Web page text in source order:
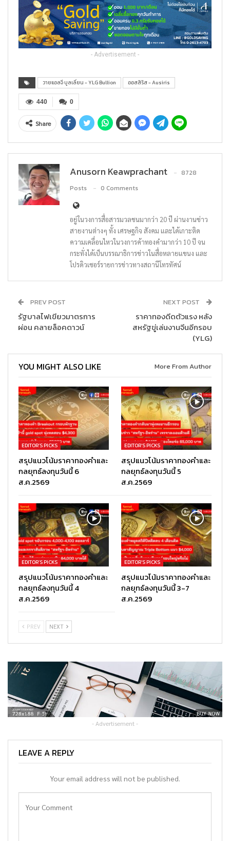
- Advertisement -
วายแอลจี บูลเลี่ยน - YLG Bullion ออสสิริส - Ausiris
0
440
Share
Anusorn Keawprachant
8728
Posts
0 Comments
อยู่ในวงการสื่อสารมวลชนมากว่า 20 ปี ผ่านงานข่าว
สายงานต่างๆ ทั้ง เศรษฐกิจ สังคม และได้เกาะติด
ความเคลื่อนไหวในวงการค้าทองคำมากว่า 10 ปี จน
กระทั่งได้เป็นบรรณาธิการข่าวในสื่อหลายแขนง และ
โปรดิวเซอร์รายการข่าวทางสถานีโทรทัศน์
PREV POST
รัฐบาลไฟเขียวมาตรการ
ผ่อน คลายล็อคดาวน์
NEXT POST
ราคาทองดีดตัวแรง หลัง
สหรัฐขู่เล่นงานจีนอีกรอบ
(YLG)
YOU MIGHT ALSO LIKE More From Author
EDITOR’S PICKS
สรุปแนวโน้มราคาทองคำและ
กลยุทธ์ลงทุนวันนี้ 6
ส.ค.2569
EDITOR’S PICKS
สรุปแนวโน้มราคาทองคำและ
กลยุทธ์ลงทุนวันนี้ 5
ส.ค.2569
EDITOR’S PICKS
สรุปแนวโน้มราคาทองคำและ
กลยุทธ์ลงทุนวันนี้ 4
ส.ค.2569
EDITOR’S PICKS
สรุปแนวโน้มราคาทองคำและ
กลยุทธ์ลงทุนวันนี้ 3-7
ส.ค.2569
PREV NEXT
- Advertisement -
LEAVE A REPLY
Your email address will not be published.